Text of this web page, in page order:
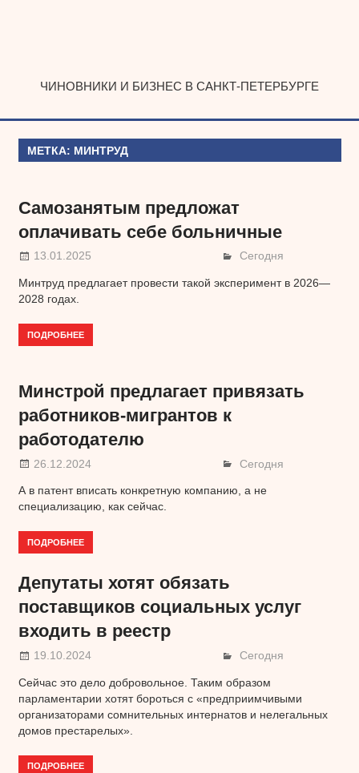
ЧИНОВНИКИ И БИЗНЕС В САНКТ-ПЕТЕРБУРГЕ
МЕТКА: МИНТРУД
Самозанятым предложат
оплачивать себе больничные
13.01.2025 Сегодня
Минтруд предлагает провести такой эксперимент в 2026—
2028 годах.
ПОДРОБНЕЕ
Минстрой предлагает привязать
работников-мигрантов к
работодателю
26.12.2024 Сегодня
А в патент вписать конкретную компанию, а не
специализацию, как сейчас.
ПОДРОБНЕЕ
Депутаты хотят обязать
поставщиков социальных услуг
входить в реестр
19.10.2024 Сегодня
Сейчас это дело добровольное. Таким образом
парламентарии хотят бороться с «предприимчивыми
организаторами сомнительных интернатов и нелегальных
домов престарелых».
ПОДРОБНЕЕ